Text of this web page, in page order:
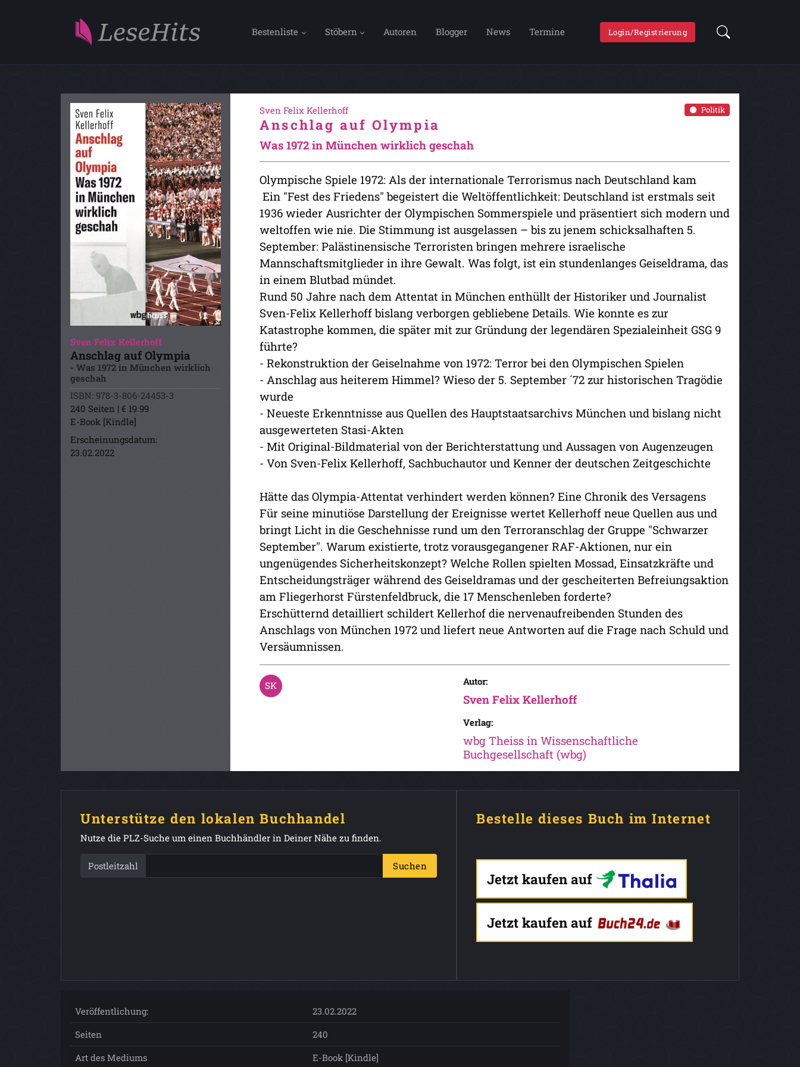
Bestenliste Stöbern Autoren Blogger News Termine Login/Registrierung
Sven Felix Kellerhoff
Anschlag auf Olympia
- Was 1972 in München wirklich
geschah
ISBN: 978-3-806-24453-3
240 Seiten | € 19.99
E-Book [Kindle]
Erscheinungsdatum:
23.02.2022
Politik
Sven Felix Kellerhoff
Anschlag auf Olympia
Was 1972 in München wirklich geschah
Olympische Spiele 1972: Als der internationale Terrorismus nach Deutschland kam
Ein "Fest des Friedens" begeistert die Weltöffentlichkeit: Deutschland ist erstmals seit
1936 wieder Ausrichter der Olympischen Sommerspiele und präsentiert sich modern und
weltoffen wie nie. Die Stimmung ist ausgelassen – bis zu jenem schicksalhaften 5.
September: Palästinensische Terroristen bringen mehrere israelische
Mannschaftsmitglieder in ihre Gewalt. Was folgt, ist ein stundenlanges Geiseldrama, das
in einem Blutbad mündet.
Rund 50 Jahre nach dem Attentat in München enthüllt der Historiker und Journalist
Sven-Felix Kellerhoff bislang verborgen gebliebene Details. Wie konnte es zur
Katastrophe kommen, die später mit zur Gründung der legendären Spezialeinheit GSG 9
führte?
- Rekonstruktion der Geiselnahme von 1972: Terror bei den Olympischen Spielen
- Anschlag aus heiterem Himmel? Wieso der 5. September ´72 zur historischen Tragödie
wurde
- Neueste Erkenntnisse aus Quellen des Hauptstaatsarchivs München und bislang nicht
ausgewerteten Stasi-Akten
- Mit Original-Bildmaterial von der Berichterstattung und Aussagen von Augenzeugen
- Von Sven-Felix Kellerhoff, Sachbuchautor und Kenner der deutschen Zeitgeschichte
Hätte das Olympia-Attentat verhindert werden können? Eine Chronik des Versagens
Für seine minutiöse Darstellung der Ereignisse wertet Kellerhoff neue Quellen aus und
bringt Licht in die Geschehnisse rund um den Terroranschlag der Gruppe "Schwarzer
September". Warum existierte, trotz vorausgegangener RAF-Aktionen, nur ein
ungenügendes Sicherheitskonzept? Welche Rollen spielten Mossad, Einsatzkräfte und
Entscheidungsträger während des Geiseldramas und der gescheiterten Befreiungsaktion
am Fliegerhorst Fürstenfeldbruck, die 17 Menschenleben forderte?
Erschütternd detailliert schildert Kellerhof die nervenaufreibenden Stunden des
Anschlags von München 1972 und liefert neue Antworten auf die Frage nach Schuld und
Versäumnissen.
Autor:
Sven Felix Kellerhoff
Verlag:
wbg Theiss in Wissenschaftliche
Buchgesellschaft (wbg)
Unterstütze den lokalen Buchhandel
Nutze die PLZ-Suche um einen Buchhändler in Deiner Nähe zu finden.
Postleitzahl Suchen
Bestelle dieses Buch im Internet
Jetzt kaufen auf
Jetzt kaufen auf
Veröffentlichung:
23.02.2022
Seiten
240
Art des Mediums
E-Book [Kindle]